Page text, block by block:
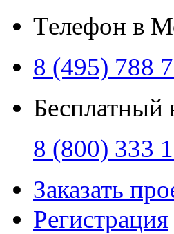
Телефон в
8 (495) 788
Бесплатный
8 (800) 333
Заказать
Регистрация